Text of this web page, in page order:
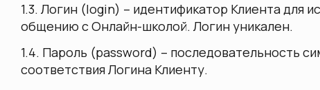
1.3. Логин (login) – идентификатор Клиента для
общению с Онлайн-школой. Логин уникален.
1.4. Пароль (password) – последовательность
соответствия Логина Клиенту.